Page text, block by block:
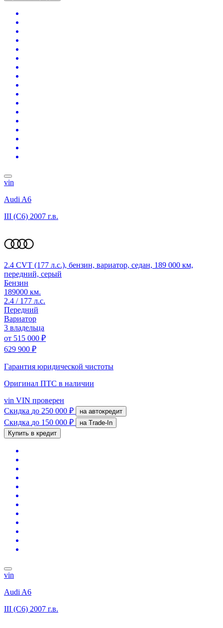
vin
Audi A6
III (C6) 2007 г.в.
2.4 CVT (177 л.с.), бензин, вариатор, седан, 189 000 км,
передний, серый
Бензин
189000 км.
2.4 / 177 л.с.
Передний
Вариатор
3 владельца
от 515 000 ₽
629 900 ₽
Гарантия юридической чистоты
Оригинал ПТС в наличии
vin VIN проверен
Скидка до 250 000 ₽ на автокредит
Скидка до 150 000 ₽
на Trade-In
Купить в кредит
vin
Audi A6
III (C6) 2007 г.в.